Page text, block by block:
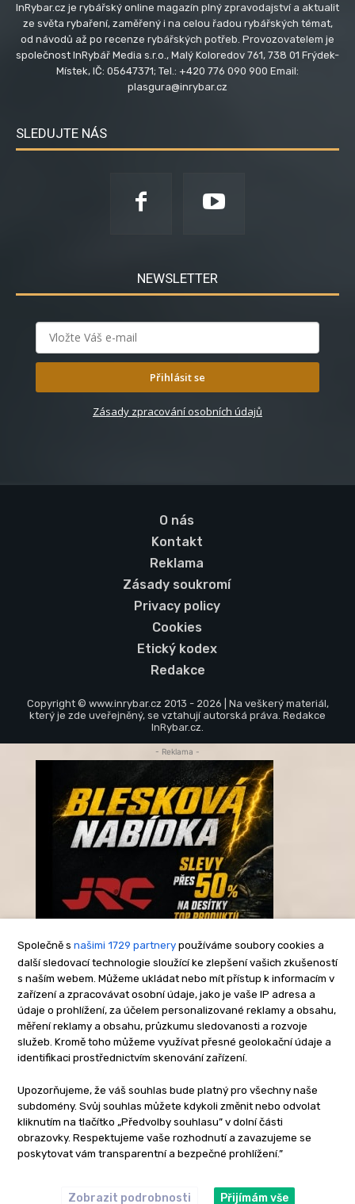
InRybar.cz je rybářský online magazín plný zpravodajství a aktualit
ze světa rybaření, zaměřený i na celou řadou rybářských témat,
od návodů až po recenze rybářských potřeb. Provozovatelem je
společnost InRybář Media s.r.o., Malý Koloredov 761, 738 01 Frýdek-
Místek, IČ: 05647371; Tel.: +420 776 090 900 Email:
plasgura@inrybar.cz
SLEDUJTE NÁS
NEWSLETTER
Přihlásit se
Zásady zpracování osobních údajů
O nás
Kontakt
Reklama
Zásady soukromí
Privacy policy
Cookies
Etický kodex
Redakce
Copyright © www.inrybar.cz 2013 - 2026 | Na veškerý materiál,
který je zde uveřejněný, se vztahují autorská práva. Redakce
InRybar.cz.
Společně s našimi 1729 partnery používáme soubory cookies a
další sledovací technologie sloužící ke zlepšení vašich zkušeností
s naším webem. Můžeme ukládat nebo mít přístup k informacím v
zařízení a zpracovávat osobní údaje, jako je vaše IP adresa a
údaje o prohlížení, za účelem personalizované reklamy a obsahu,
měření reklamy a obsahu, průzkumu sledovanosti a rozvoje
služeb. Kromě toho můžeme využívat přesné geolokační údaje a
identifikaci prostřednictvím skenování zařízení.
Upozorňujeme, že váš souhlas bude platný pro všechny naše
subdomény. Svůj souhlas můžete kdykoli změnit nebo odvolat
kliknutím na tlačítko „Předvolby souhlasu” v dolní části
obrazovky. Respektujeme vaše rozhodnutí a zavazujeme se
poskytovat vám transparentní a bezpečné prohlížení.”
Zobrazit podrobnosti Přijímám vše
- Reklama -
-Reklama-